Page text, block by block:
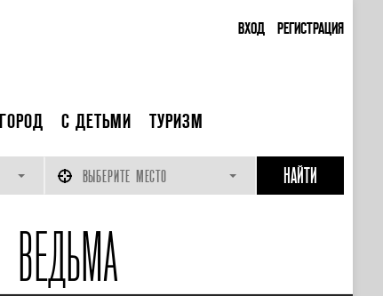
ВХОД РЕГИСТРАЦИЯ
ГОРОД С ДЕТЬМИ ТУРИЗМ
ВЫБЕРИТЕ МЕСТО